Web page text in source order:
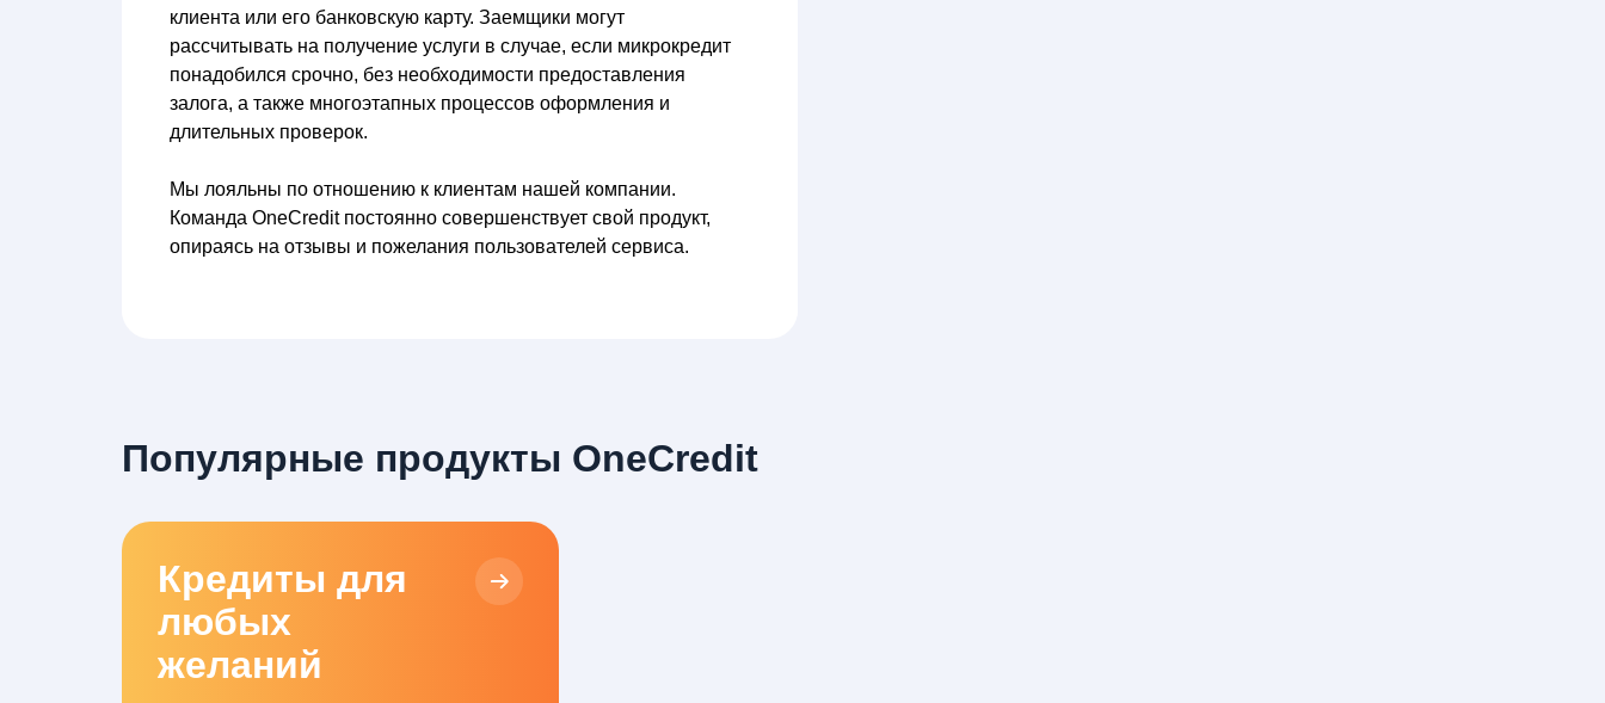
клиента или его банковскую карту. Заемщики могут
рассчитывать на получение услуги в случае, если микрокредит
понадобился срочно, без необходимости предоставления
залога, а также многоэтапных процессов оформления и
длительных проверок.
Мы лояльны по отношению к клиентам нашей компании.
Команда OneCredit постоянно совершенствует свой продукт,
опираясь на отзывы и пожелания пользователей сервиса.
Популярные продукты OneCredit
Кредиты для
любых
желаний